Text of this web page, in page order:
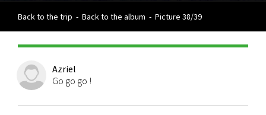
Back to the trip - Back to the album - Picture 38/39
Azriel
Go go go !